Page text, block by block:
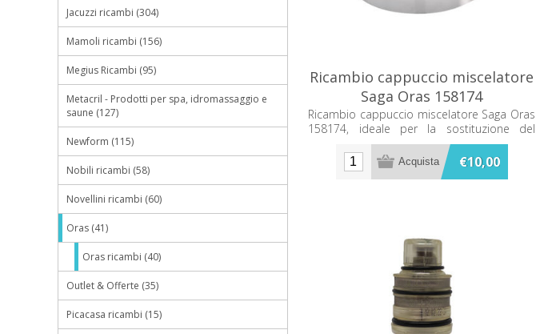
Ricambio cappuccio miscelatore
Saga Oras 158174
Ricambio cappuccio miscelatore Saga Oras
158174, ideale per la sostituzione del
componente originale.
€10,00
Jacuzzi ricambi (304)
Mamoli ricambi (156)
Megius Ricambi (95)
Metacril - Prodotti per spa, idromassaggio e
saune (127)
Newform (115)
Nobili ricambi (58)
Novellini ricambi (60)
Oras (41)
Oras ricambi (40)
Outlet & Offerte (35)
Picacasa ricambi (15)